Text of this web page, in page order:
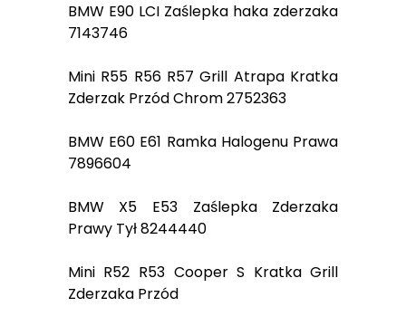
BMW E90 LCI Zaślepka haka zderzaka
7143746
Mini R55 R56 R57 Grill Atrapa Kratka
Zderzak Przód Chrom 2752363
BMW E60 E61 Ramka Halogenu Prawa
7896604
BMW X5 E53 Zaślepka Zderzaka
Prawy Tył 8244440
Mini R52 R53 Cooper S Kratka Grill
Zderzaka Przód